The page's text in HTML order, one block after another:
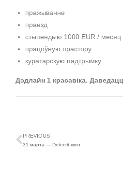
пражыванне
праезд
стыпендыю 1000 EUR / месяц
працоўную прастору
куратарскую падтрымку.
Дэдлайн 1 красавіка.
PREVIOUS
31 марта — Detectit квиз